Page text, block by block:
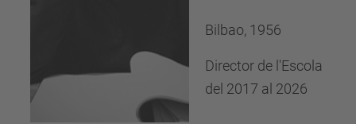
Bilbao, 1956
Director de l'Escola
del 2017 al 2026